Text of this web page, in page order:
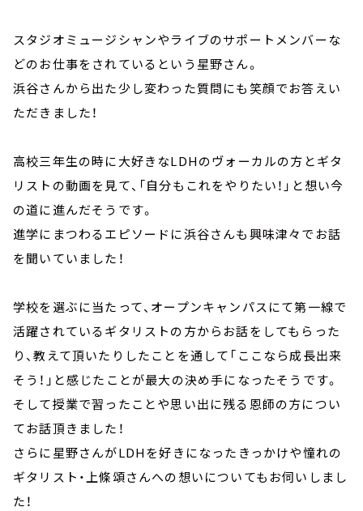
スタジオミュージシャンやライブのサポートメンバーな
どのお仕事をされているという星野さん。
浜谷さんから出た少し変わった質問にも笑顔でお答えい
ただきました！
高校三年生の時に大好きなLDHのヴォーカルの方とギタ
リストの動画を見て、「自分もこれをやりたい！」と想い今
の道に進んだそうです。
進学にまつわるエピソードに浜谷さんも興味津々でお話
を聞いていました！
学校を選ぶに当たって、オープンキャンパスにて第一線で
活躍されているギタリストの方からお話をしてもらった
り、教えて頂いたりしたことを通して「ここなら成長出来
そう！」と感じたことが最大の決め手になったそうです。
そして授業で習ったことや思い出に残る恩師の方につい
てお話頂きました！
さらに星野さんがLDHを好きになったきっかけや憧れの
ギタリスト・上條頌さんへの想いについてもお伺いしまし
た！